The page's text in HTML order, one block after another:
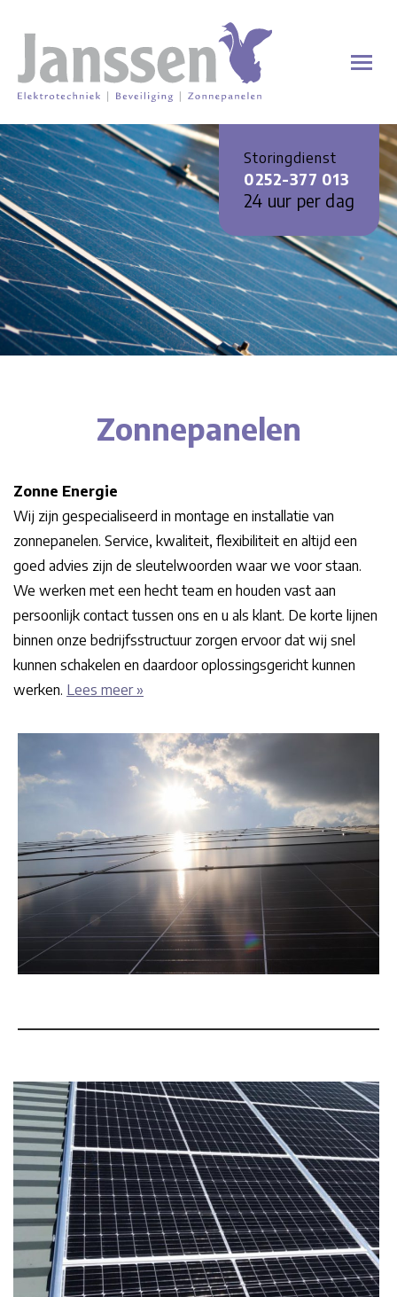
Storingdienst
0252-377 013
24 uur per dag
Zonnepanelen
Zonne Energie
Wij zijn gespecialiseerd in montage en installatie van
zonnepanelen. Service, kwaliteit, flexibiliteit en altijd een
goed advies zijn de sleutelwoorden waar we voor staan.
We werken met een hecht team en houden vast aan
persoonlijk contact tussen ons en u als klant. De korte lijnen
binnen onze bedrijfsstructuur zorgen ervoor dat wij snel
kunnen schakelen en daardoor oplossingsgericht kunnen
werken. Lees meer »